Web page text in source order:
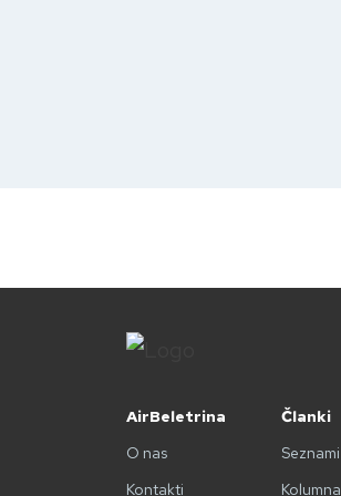
AirBeletrina
O nas
Kontakti
Članki
Seznami
Kolumna